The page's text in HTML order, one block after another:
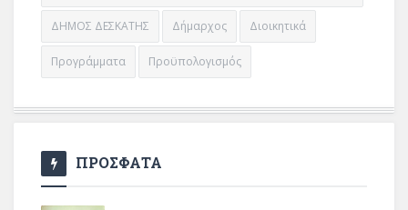
ΔΗΜΟΣ ΔΕΣΚΑΤΗΣ Δήμαρχος Διοικητικά
Προγράμματα Προϋπολογισμός
ΠΡΟΣΦΑΤΑ